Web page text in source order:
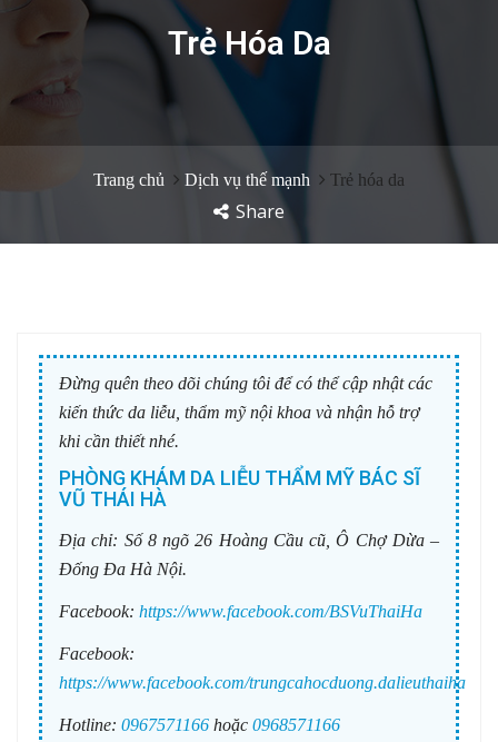
Trẻ Hóa Da
Trang chủ Dịch vụ thế mạnh Trẻ hóa da
Share
Đừng quên theo dõi chúng tôi để có thể cập nhật các
kiến thức da liễu, thẩm mỹ nội khoa và nhận hỗ trợ
khi cần thiết nhé.
PHÒNG KHÁM DA LIỄU THẨM MỸ BÁC SĨ
VŨ THÁI HÀ
Địa chỉ: Số 8 ngõ 26 Hoàng Cầu cũ, Ô Chợ Dừa –
Đống Đa Hà Nội.
Facebook: https://www.facebook.com/BSVuThaiHa
Facebook:
https://www.facebook.com/trungcahocduong.dalieuthaiha
Hotline: 0967571166 hoặc 0968571166